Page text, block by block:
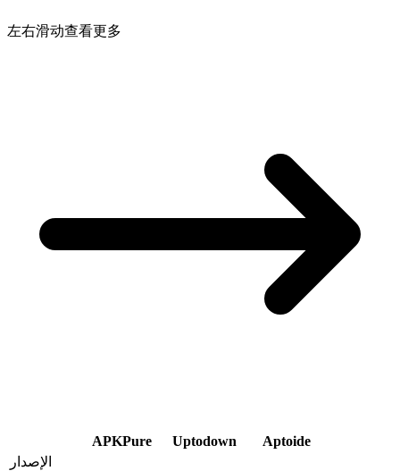
左右滑动查看更多
APKPure Uptodown
Aptoide
الإصدار